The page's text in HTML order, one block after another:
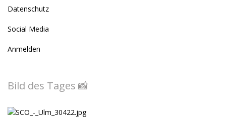
Datenschutz
Social Media
Anmelden
Bild des Tages 📸